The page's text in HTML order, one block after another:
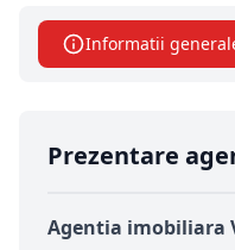
Informatii
Prezentare
Agentia imobiliara